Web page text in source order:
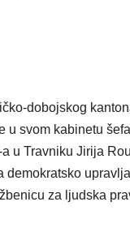
dobojskog
u svom kabinetu
u Travniku Jirija
demokratsko
za ljudska